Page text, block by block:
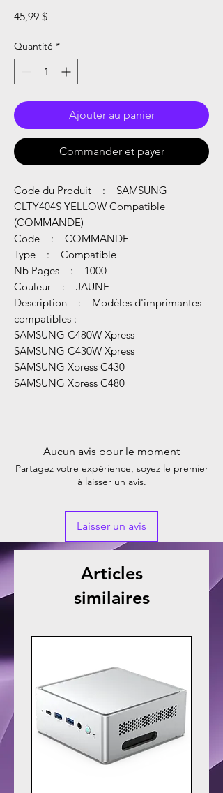
45,99 $Prix
Quantité *
Ajouter au panier
Commander et payer
Code du Produit : SAMSUNG
CLTY404S YELLOW Compatible
(COMMANDE)
Code : COMMANDE
Type : Compatible
Nb Pages : 1000
Couleur : JAUNE
Description : Modèles d'imprimantes
compatibles :
SAMSUNG C480W Xpress
SAMSUNG C430W Xpress
SAMSUNG Xpress C430
SAMSUNG Xpress C480
Aucun avis pour le moment
Partagez votre expérience, soyez le premier
à laisser un avis.
Laisser un avis
Articles
similaires